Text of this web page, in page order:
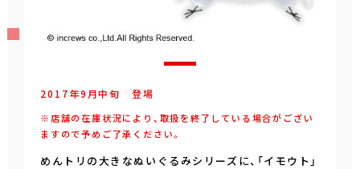
2017年9 月中旬 登場
※店舗の在庫状況により、取扱を終了している場合がござい
ますので予めご了承ください。
めんトリの大きなぬいぐるみシリーズに、「イモウト」